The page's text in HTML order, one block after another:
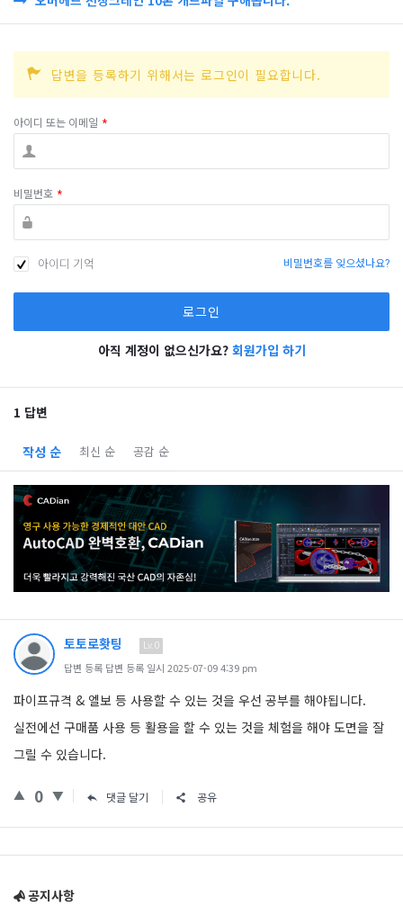
답변을 등록하기 위해서는 로그인이 필요합니다.
아이디 또는 이메일 *
비밀번호 *
아이디 기억 비밀번호를 잊으셨나요?
아직 계정이 없으신가요? 회원가입 하기
1 답변
작성 순 최신 순 공감 순
토토로홧팅 Lv.0
답변 등록 답변 등록 일시 2025-07-09 4:39 pm
파이프규격 & 엘보 등 사용할 수 있는 것을 우선 공부를 해야됩니다.
실전에선 구매품 사용 등 활용을 할 수 있는 것을 체험을 해야 도면을 잘
그릴 수 있습니다.
0 댓글 달기 공유
공지사항